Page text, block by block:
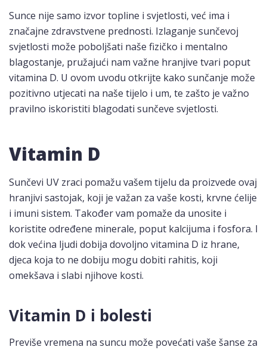
Sunce nije samo izvor topline i svjetlosti, već ima i
značajne zdravstvene prednosti. Izlaganje sunčevoj
svjetlosti može poboljšati naše fizičko i mentalno
blagostanje, pružajući nam važne hranjive tvari poput
vitamina D. U ovom uvodu otkrijte kako sunčanje može
pozitivno utjecati na naše tijelo i um, te zašto je važno
pravilno iskoristiti blagodati sunčeve svjetlosti.
Vitamin D
Sunčevi UV zraci pomažu vašem tijelu da proizvede ovaj
hranjivi sastojak, koji je važan za vaše kosti, krvne ćelije
i imuni sistem. Također vam pomaže da unosite i
koristite određene minerale, poput kalcijuma i fosfora. I
dok većina ljudi dobija dovoljno vitamina D iz hrane,
djeca koja to ne dobiju mogu dobiti rahitis, koji
omekšava i slabi njihove kosti.
Vitamin D i bolesti
Previše vremena na suncu može povećati vaše šanse za